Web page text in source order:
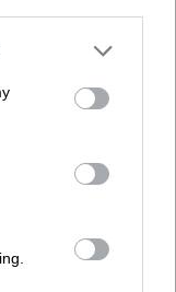
or more Google
You may click to
party tags to
in below Google